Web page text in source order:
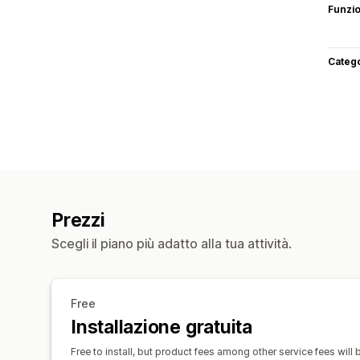
Prezzi
Scegli il piano più adatto alla tua attività.
Free
Installazione gratuita
Free to install, but product fees among other service fees will